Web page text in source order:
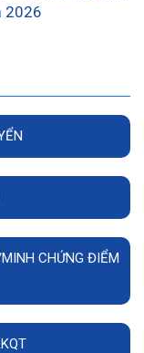
2026
CHỨNG ĐIỂM